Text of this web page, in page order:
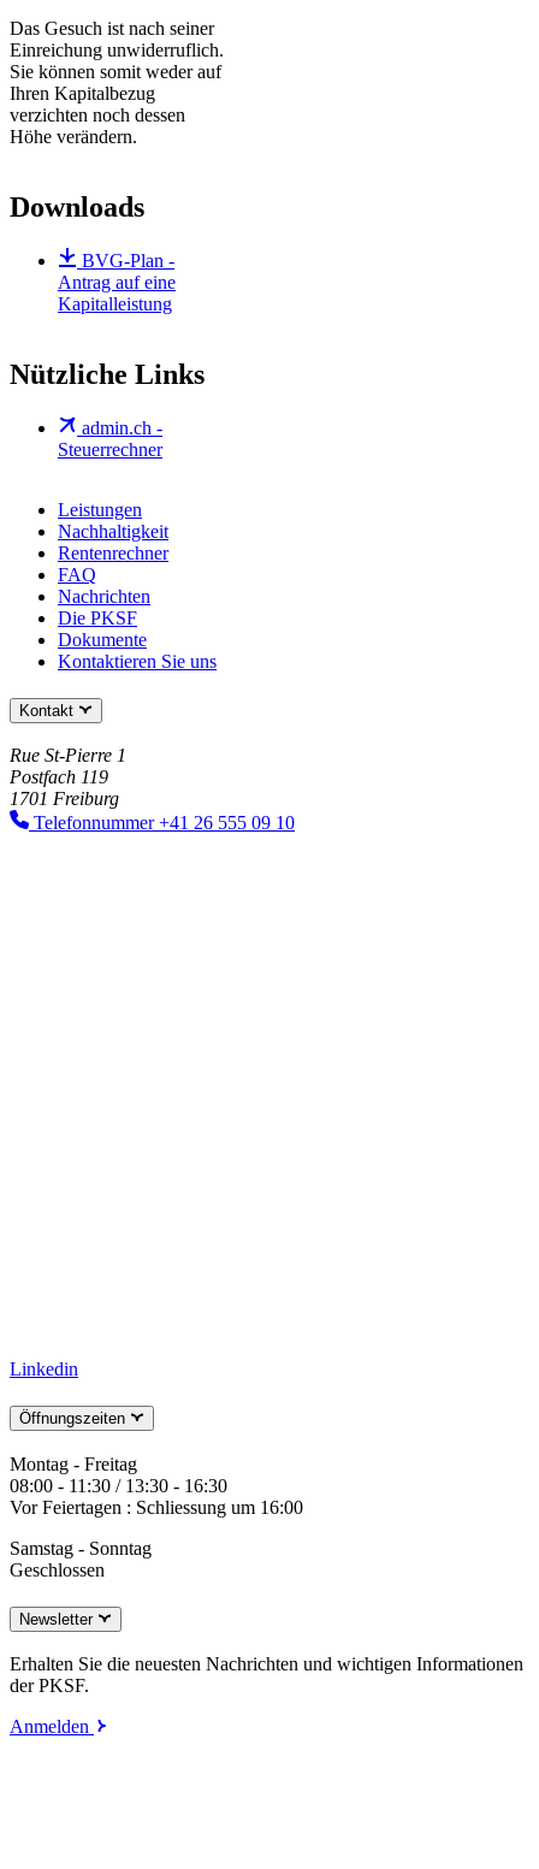
Das Gesuch ist nach seiner
Einreichung unwiderruflich.
Sie können somit weder auf
Ihren Kapitalbezug
verzichten noch dessen
Höhe verändern.
Downloads
BVG-Plan -
Antrag auf eine
Kapitalleistung
Nützliche Links
admin.ch -
Steuerrechner
Leistungen
Nachhaltigkeit
Rentenrechner
FAQ
Nachrichten
Die PKSF
Dokumente
Kontaktieren Sie uns
Kontakt
Rue St-Pierre 1
Postfach 119
1701 Freiburg
Telefonnummer +41 26 555 09 10
Linkedin
Öffnungszeiten
Montag - Freitag
08:00 - 11:30 / 13:30 - 16:30
Vor Feiertagen : Schliessung um 16:00
Samstag - Sonntag
Geschlossen
Newsletter
Erhalten Sie die neuesten Nachrichten und wichtigen Informationen
der PKSF.
Anmelden